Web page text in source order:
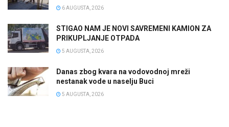
6 AUGUSTA, 2026
STIGAO NAM JE NOVI SAVREMENI KAMION ZA
PRIKUPLJANJE OTPADA
5 AUGUSTA, 2026
Danas zbog kvara na vodovodnoj mreži
nestanak vode u naselju Buci
5 AUGUSTA, 2026